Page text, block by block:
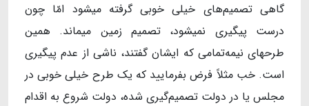
گاهی تصمیم‌های خیلی خوبی گرفته میشود امّا چون
درست پیگیری نمیشود، تصمیم زمین میماند. همین
طرحهای نیمه‌تمامی که ایشان گفتند، ناشی از عدم پیگیری
است. خب مثلاً فرض بفرمایید که یک طرح خیلی خوبی در
مجلس یا در دولت تصمیم‌گیری شده، دولت شروع به اقدام